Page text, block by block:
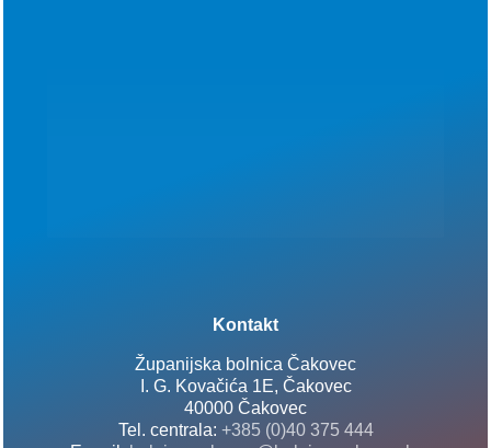
Kontakt
Županijska bolnica Čakovec
I. G. Kovačića 1E, Čakovec
40000 Čakovec
Tel. centrala: +385 (0)40 375 444